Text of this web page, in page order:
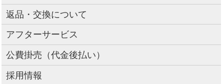
返品・交換について
アフターサービス
公費掛売（代金後払い）
採用情報